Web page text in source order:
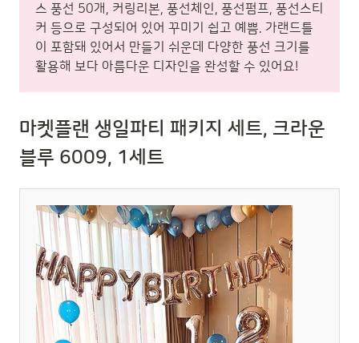
스 풍선 50개, 커링리본, 풍선체인, 풍선펌프, 풍선스티
커 등으로 구성되어 있어 꾸미기 쉽고 예쁨. 가랜드틀
이 포함돼 있어서 만들기 쉬운데 다양한 풍선 크기를
활용해 보다 아름다운 디자인을 완성할 수 있어요!
마켓플랜 생일파티 패키지 세트, 크라운
블루 6009, 1세트